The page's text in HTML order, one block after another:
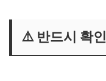
⚠️ 반드시 확인